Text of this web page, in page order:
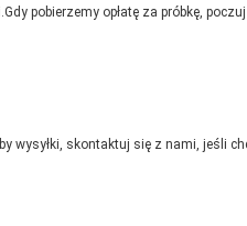
pobierzemy opłatę za próbkę,
wysyłki, skontaktuj się z nami, jeśli